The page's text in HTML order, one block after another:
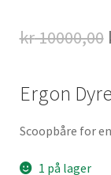
kr10000,00
Ergon
Scoopbåre for
1 på lager